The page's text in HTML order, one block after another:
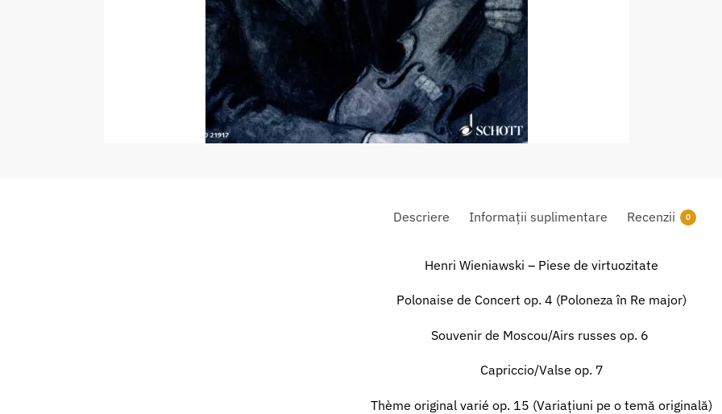
Descriere Informații suplimentare Recenzii 0
Henri Wieniawski – Piese de virtuozitate
Polonaise de Concert op. 4 (Poloneza în Re major)
Souvenir de Moscou/Airs russes op. 6
Capriccio/Valse op. 7
Thème original varié op. 15 (Variațiuni pe o temă originală)